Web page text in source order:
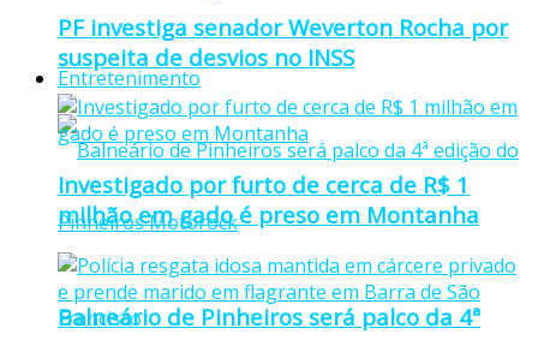
Entretenimento
Balneário de Pinheiros será palco da 4ª
PF investiga senador Weverton Rocha por
suspeita de desvios no INSS
Investigado por furto de cerca de R$ 1
milhão em gado é preso em Montanha